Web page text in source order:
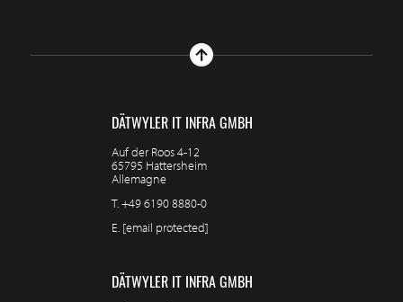
DÄTWYLER IT INFRA GMBH
Auf der Roos 4-12
65795 Hattersheim
Allemagne
T.+49 6190 8880-0
E. [email protected]
DÄTWYLER IT INFRA GMBH